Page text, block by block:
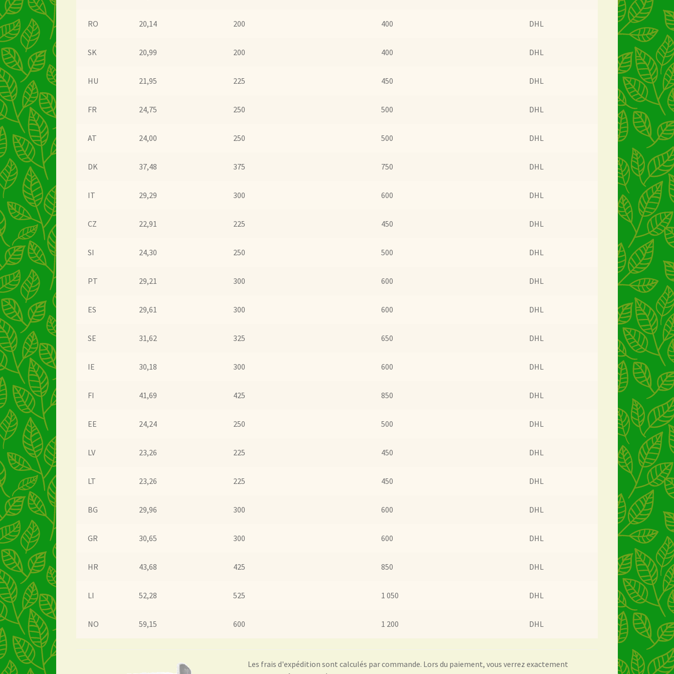
Willkommen in unserem Teegroßhandel! Winkelwagen
RO 20,14 200 400 DHL
SK 20,99 200 400 DHL
HU 21,95 225 450 DHL
FR 24,75 250 500 DHL
AT 24,00 250 500 DHL
DK 37,48 375 750 DHL
IT 29,29 300 600 DHL
CZ 22,91 225 450 DHL
SI 24,30 250 500 DHL
PT 29,21 300 600 DHL
ES 29,61 300 600 DHL
SE 31,62 325 650 DHL
IE 30,18 300 600 DHL
FI 41,69 425 850 DHL
EE 24,24 250 500 DHL
LV 23,26 225 450 DHL
LT 23,26 225 450 DHL
BG 29,96 300 600 DHL
GR 30,65 300 600 DHL
HR 43,68 425 850 DHL
LI 52,28 525 1 050 DHL
NO 59,15 600 1 200 DHL
Les frais d'expédition sont calculés par commande. Lors du paiement, vous verrez exactement